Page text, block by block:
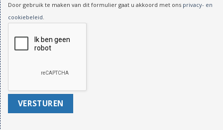
Door gebruik te maken van dit formulier gaat u akkoord met ons privacy- en
cookiebeleid.